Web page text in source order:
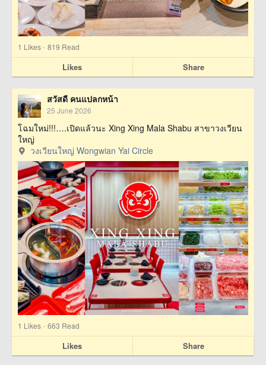
1 Likes · 819 Read
Likes Share
สวัสดี คนแปลกหน้า
25 June 2026
โฉมใหม่!!!….เปิดแล้วนะ Xing Xing Mala Shabu สาขาวงเวียน
ใหญ่
วงเวียนใหญ่ Wongwian Yai Circle
1 Likes · 663 Read
Likes Share